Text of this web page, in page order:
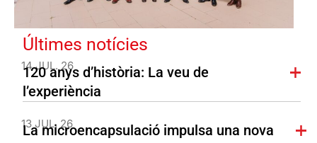
Últimes notícies
14 JUL. 26
120 anys d’història: La veu de
l’experiència
13 JUL. 26
La microencapsulació impulsa una nova